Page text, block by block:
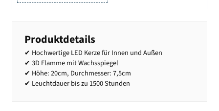
Produktdetails
✔ Hochwertige LED Kerze für Innen und Außen
✔ 3D Flamme mit Wachsspiegel
✔ Höhe: 20cm, Durchmesser: 7,5cm
✔ Leuchtdauer bis zu 1500 Stunden